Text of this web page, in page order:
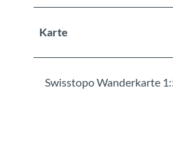
Karte
Swisstopo Wanderkarte